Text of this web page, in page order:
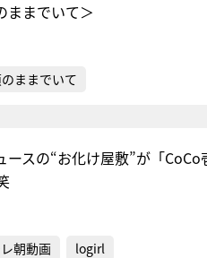
ままでいて＞
ままでいて
ースの“お化け屋敷”が「
朝動画 logirl